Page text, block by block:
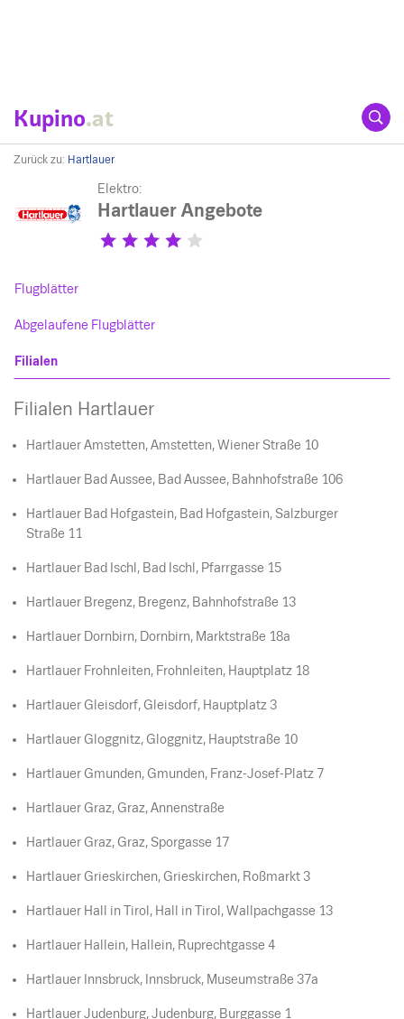
Kupino.at
Zurück zu: Hartlauer
Elektro:
Hartlauer Angebote
Flugblätter
Abgelaufene Flugblätter
Filialen
Filialen Hartlauer
Hartlauer Amstetten, Amstetten, Wiener Straße 10
Hartlauer Bad Aussee, Bad Aussee, Bahnhofstraße 106
Hartlauer Bad Hofgastein, Bad Hofgastein, Salzburger
Straße 11
Hartlauer Bad Ischl, Bad Ischl, Pfarrgasse 15
Hartlauer Bregenz, Bregenz, Bahnhofstraße 13
Hartlauer Dornbirn, Dornbirn, Marktstraße 18a
Hartlauer Frohnleiten, Frohnleiten, Hauptplatz 18
Hartlauer Gleisdorf, Gleisdorf, Hauptplatz 3
Hartlauer Gloggnitz, Gloggnitz, Hauptstraße 10
Hartlauer Gmunden, Gmunden, Franz-Josef-Platz 7
Hartlauer Graz, Graz, Annenstraße
Hartlauer Graz, Graz, Sporgasse 17
Hartlauer Grieskirchen, Grieskirchen, Roßmarkt 3
Hartlauer Hall in Tirol, Hall in Tirol, Wallpachgasse 13
Hartlauer Hallein, Hallein, Ruprechtgasse 4
Hartlauer Innsbruck, Innsbruck, Museumstraße 37a
Hartlauer Judenburg, Judenburg, Burggasse 1